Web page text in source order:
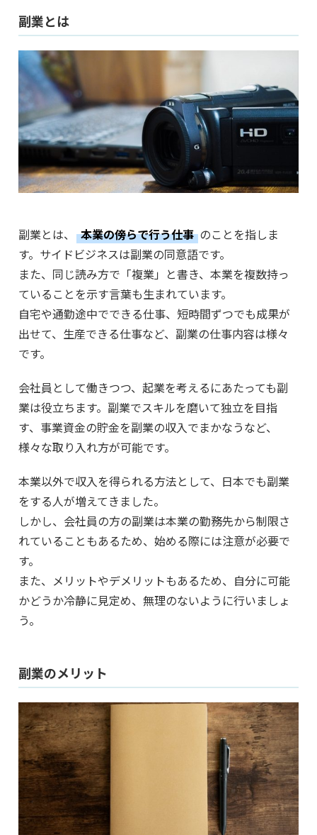
副業とは
副業とは、 本業の傍らで行う仕事 のことを指しま
す。サイドビジネスは副業の同意語です。
また、同じ読み方で「複業」と書き、本業を複数持っ
ていることを示す言葉も生まれています。
自宅や通勤途中でできる仕事、短時間ずつでも成果が
出せて、生産できる仕事など、副業の仕事内容は様々
です。
会社員として働きつつ、起業を考えるにあたっても副
業は役立ちます。副業でスキルを磨いて独立を目指
す、事業資金の貯金を副業の収入でまかなうなど、
様々な取り入れ方が可能です。
本業以外で収入を得られる方法として、日本でも副業
をする人が増えてきました。
しかし、会社員の方の副業は本業の勤務先から制限さ
れていることもあるため、始める際には注意が必要で
す。
また、メリットやデメリットもあるため、自分に可能
かどうか冷静に見定め、無理のないように行いましょ
う。
副業のメリット